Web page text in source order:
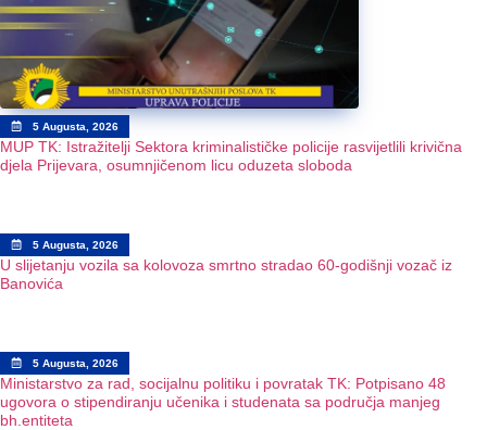
5 Augusta, 2026
MUP TK: Istražitelji Sektora kriminalističke policije rasvijetlili krivična
djela Prijevara, osumnjičenom licu oduzeta sloboda
5 Augusta, 2026
U slijetanju vozila sa kolovoza smrtno stradao 60-godišnji vozač iz
Banovića
5 Augusta, 2026
Ministarstvo za rad, socijalnu politiku i povratak TK: Potpisano 48
ugovora o stipendiranju učenika i studenata sa područja manjeg
bh.entiteta